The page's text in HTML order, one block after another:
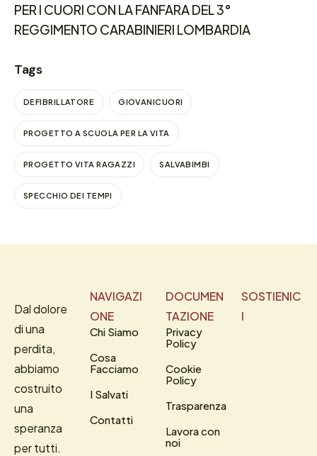
PER I CUORI CON LA FANFARA DEL 3°
REGGIMENTO CARABINIERI LOMBARDIA
Tags
DEFIBRILLATORE GIOVANICUORI
PROGETTO A SCUOLA PER LA VITA
PROGETTO VITA RAGAZZI SALVABIMBI
SPECCHIO DEI TEMPI
Dal dolore
di una
perdita,
abbiamo
costruito
una
speranza
per tutti.
NAVIGAZI
ONE
Chi Siamo
Cosa
Facciamo
I Salvati
Contatti
DOCUMEN
TAZIONE
Privacy
Policy
Cookie
Policy
Trasparenza
Lavora con
noi
SOSTIENIC
I